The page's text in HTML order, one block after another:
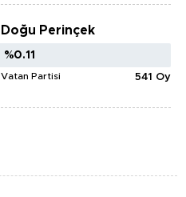
Doğu Perinçek
%0.11
%0.11
Vatan Partisi 541 Oy